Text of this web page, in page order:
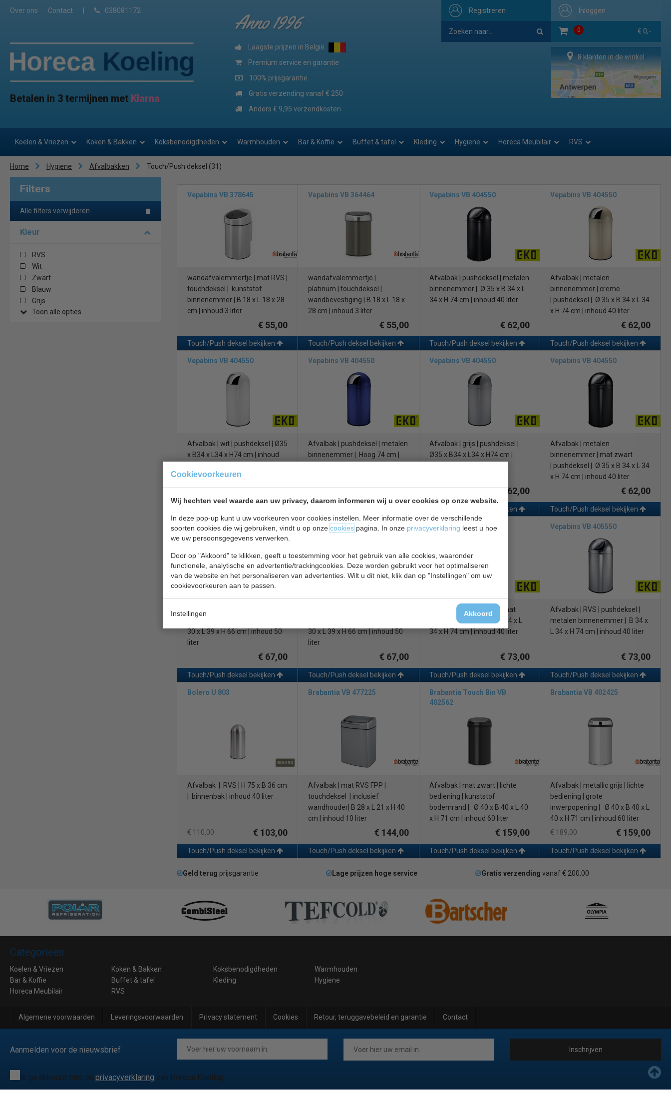
Cookievoorkeuren
Wij hechten veel waarde aan uw privacy, daarom informeren wij u over cookies op onze website.
In deze pop-up kunt u uw voorkeuren voor cookies instellen. Meer informatie over de verschillende
soorten cookies die wij gebruiken, vindt u op onzecookiespagina. In onze privacyverklaring leest u hoe
we uw persoonsgegevens verwerken.
Door op "Akkoord" te klikken, geeft u toestemming voor het gebruik van alle cookies, waaronder
functionele, analytische en advertentie/trackingcookies. Deze worden gebruikt voor het optimaliseren
van de website en het personaliseren van advertenties. Wilt u dit niet, klik dan op "Instellingen" om uw
cookievoorkeuren aan te passen.
Instellingen Akkoord
Over ons Contact 038081172 Inloggen
0 € 0,-
Registreren
Betalen in 3 termijnen met Klarna
Anno 1996
Laagste prijzen in België
Premium service en garantie
100% prijsgarantie
Gratis verzending vanaf € 250
Anders € 9,95 verzendkosten
8 klanten in de winkel
Koelen & Vriezen Koken & Bakken Koksbenodigdheden Warmhouden Bar & Koffie Buffet & tafel Kleding Hygiene Horeca Meubilair RVS
Home Hygiene Afvalbakken Touch/Push deksel (31)
Filters
Alle filters verwijderen
Kleur
RVS
Wit
Zwart
Blauw
Grijs
Toon alle opties
Vepabins VB 378645
wandafvalemmertje | mat RVS |
touchdeksel | kunststof
binnenemmer | B 18 x L 18 x 28
cm | inhoud 3 liter
€ 55,00
Touch/Push deksel bekijken
Vepabins VB 364464
wandafvalemmertje |
platinum | touchdeksel |
wandbevestiging | B 18 x L 18 x
28 cm | inhoud 3 liter
€ 55,00
Touch/Push deksel bekijken
Vepabins VB 404550
Afvalbak | pushdeksel | metalen
binnenemmer | Ø 35 x B 34 x L
34 x H 74 cm | inhoud 40 liter
€ 62,00
Touch/Push deksel bekijken
Vepabins VB 404550
Afvalbak | metalen
binnenemmer | creme
| pushdeksel | Ø 35 x B 34 x L 34
x H 74 cm | inhoud 40 liter
€ 62,00
Touch/Push deksel bekijken
Vepabins VB 404550
Afvalbak | wit | pushdeksel | Ø35
x B34 x L34 x H74 cm | inhoud
€ 62,00
Vepabins VB 404550
Afvalbak | pushdeksel | metalen
binnenemmer | Hoog 74 cm |
€ 62,00
Vepabins VB 404550
Afvalbak | grijs | pushdeksel |
Ø35 x B34 x L34 x H74 cm |
€ 62,00
Touch/Push deksel bekijken
Vepabins VB 404550
Afvalbak | metalen
binnenemmer | mat zwart
| pushdeksel | Ø 35 x B 34 x L 34
x H 74 cm | inhoud 40 liter
€ 62,00
Touch/Push deksel bekijken
Vepa VB 192755
Bekerbak | 5-gaats | wits
30 x L 39 x H 66 cm | inhoud 50
liter
€ 67,00
Touch/Push deksel bekijken
Vepa 31192755
30 x L 39 x H 66 cm | inhoud 50
liter
€ 67,00
Touch/Push deksel bekijken
Vepabins VB 405550
Afvalbak | pushdeksel | mat
RVS | binnenemmer | B 34 x L
34 x H 74 cm | inhoud 40 liter
€ 73,00
Touch/Push deksel bekijken
Vepabins VB 405550
Afvalbak | RVS | pushdeksel |
metalen binnenemmer | B 34 x
L 34 x H 74 cm | inhoud 40 liter
€ 73,00
Touch/Push deksel bekijken
Bolero U 803
Afvalbak | RVS | H 75 x B 36 cm
| binnenbak | inhoud 40 liter
€ 110,00 € 103,00
Touch/Push deksel bekijken
Brabantia VB 477225
Afvalbak | mat RVS FPP |
touchdeksel | inclusief
wandhouder| B 28 x L 21 x H 40
cm | inhoud 10 liter
€ 144,00
Touch/Push deksel bekijken
Brabantia Touch Bin VB
402562
Afvalbak | mat zwart | lichte
bediening | kunststof
bodemrand | Ø 40 x B 40 x L 40
x H 71 cm | inhoud 60 liter
€ 159,00
Touch/Push deksel bekijken
Brabantia VB 402425
Afvalbak | metallic grijs | lichte
bediening | grote
inwerpopening | Ø 40 x B 40 x L
40 x H 71 cm | inhoud 60 liter
€ 189,00
€ 159,00
Touch/Push deksel bekijken
Geld terug prijsgarantie Lage prijzen hoge service Gratis verzending vanaf € 200,00
Categorieën
Koelen & Vriezen Koken & Bakken Koksbenodigdheden
Warmhouden
Bar & Koffie
Buffet & tafel Kleding
Hygiene
Horeca Meubilair
RVS
Algemene voorwaarden Leveringsvoorwaarden Privacy statement Cookies Retour, teruggavebeleid en garantie Contact
Aanmelden voor de nieuwsbrief Inschrijven
Ik ga akkoord met de privacyverklaring van Horeca Koeling